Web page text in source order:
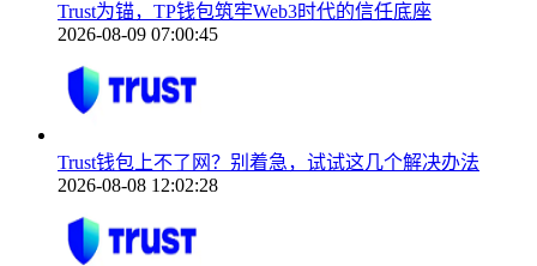
Trust为锚，TP钱包筑牢Web3时代的信任底座
2026-08-09 07:00:45
Trust钱包上不了网？别着急，试试这几个解决办法
2026-08-08 12:02:28